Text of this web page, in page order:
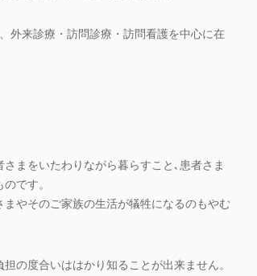
外来診療・訪問診療・訪問看護を中心に在
まをいたわりながら暮らすこと､患者さま
です。
やそのご家族の生活が犠牲になるのもやむ
の度合いははかり知ることが出来ません。